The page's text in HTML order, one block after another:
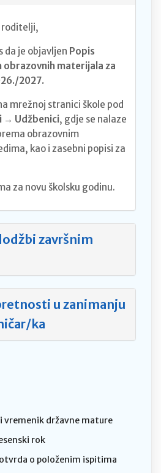
roditelji,
da je objavljen Popis
obrazovnih materijala za
2027.
mrežnoj stranici škole pod
→ Udžbenici, gdje se nalaze
obrazovnim
kao i zasebni popisi za
za novu školsku godinu.
završnim
u zanimanju
ka
vremenik državne mature
rok
o položenim ispitima